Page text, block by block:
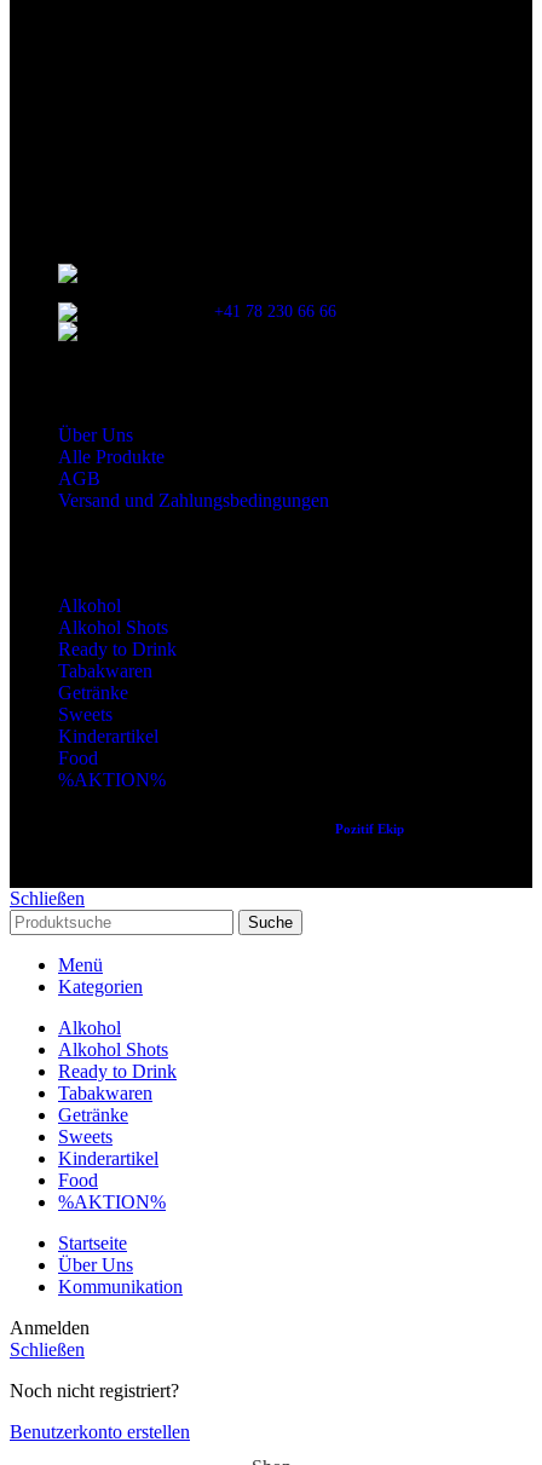
+41 78 230 66 66
Über Uns
Alle Produkte
AGB
Versand und Zahlungsbedingungen
Alkohol
Alkohol Shots
Ready to Drink
Tabakwaren
Getränke
Sweets
Kinderartikel
Food
%AKTION%
Pozitif Ekip
Schließen
Suche
Menü
Kategorien
Alkohol
Alkohol Shots
Ready to Drink
Tabakwaren
Getränke
Sweets
Kinderartikel
Food
%AKTION%
Startseite
Über Uns
Kommunikation
Anmelden
Schließen
Noch nicht registriert?
Benutzerkonto erstellen